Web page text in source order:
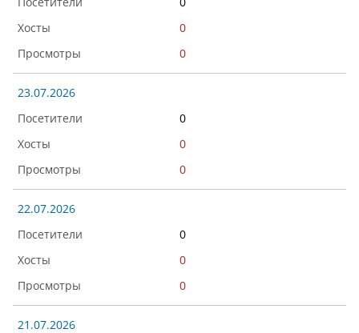
0
0
23.07.2026
0
0
0
22.07.2026
0
0
0
21.07.2026